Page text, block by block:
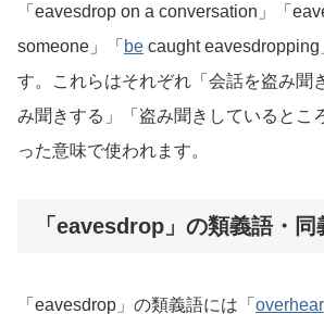
「eavesdrop on a conversation」「
someone」「 be caught eavesdropping
す。これらはそれぞれ「会話を盗み聞
み聞きする」「盗み聞きしているとこ
った意味で使われます。
「eavesdrop」の類義語・同
「eavesdrop」の類義語には「 overhear